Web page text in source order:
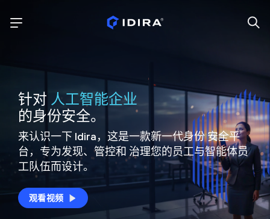
针对 人工智能企业
的身份安全。
来认识一下 Idira，这是一款新一代身份安全平
台，专为发现、管控和 治理您的员工与智能体员
工队伍而设计。
观看视频